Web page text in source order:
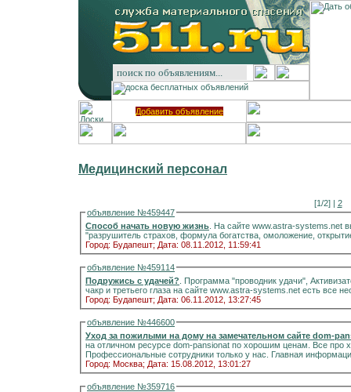
Добавить объявление
Медицинский персонал
[1/2] | 2
объявление №459447
Способ начать новую жизнь . На сайте www.astra-systems.net вы найдете программу "Проводник удачи",
"разрушитель страхов, формула богатства, омоложение,
Город: Будапешт; Дата: 08.11.2012, 11:59:41
объявление №459114
Подружись с удачей? . Программа "проводник удачи",
чакр и третьего глаза на сайте www.astra-systems.net есть все
Город: Будапешт; Дата: 06.11.2012, 13:27:45
объявление №446600
Уход за пожилыми на дому на замечательном сайте dom-
на отличном ресурсе dom-pansionat по хорошим ценам. Все про
Профессиональные сотрудники только у нас. Главная
Город: Москва; Дата: 15.08.2012, 13:01:27
объявление №359716